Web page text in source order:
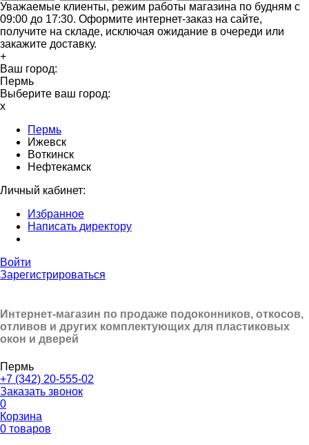
Уважаемые клиенты, режим работы магазина по будням с
09:00 до 17:30. Оформите интернет-заказ на сайте,
получите на складе, исключая ожидание в очереди или
закажите доставку.
+
Ваш город:
Пермь
Выберите ваш город:
x
Пермь
Ижевск
Воткинск
Нефтекамск
Личный кабинет:
Избранное
Написать директору
Войти
Зарегистрироваться
Интернет-магазин по продаже подоконников, откосов,
отливов и других комплектующих для пластиковых
окон и дверей
Пермь
+7 (342) 20-555-02
Заказать звонок
0
Корзина
0 товаров